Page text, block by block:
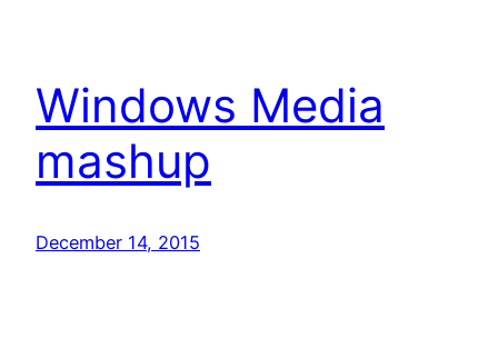
Windows Media
mashup
December 14, 2015